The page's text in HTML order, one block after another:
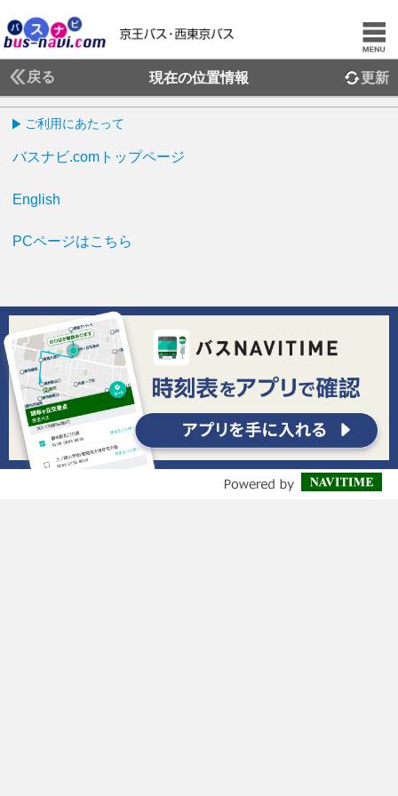
戻る 現在の位置情報 更新
ご利用にあたって
バスナビ.comトップページ
English
PCページはこちら